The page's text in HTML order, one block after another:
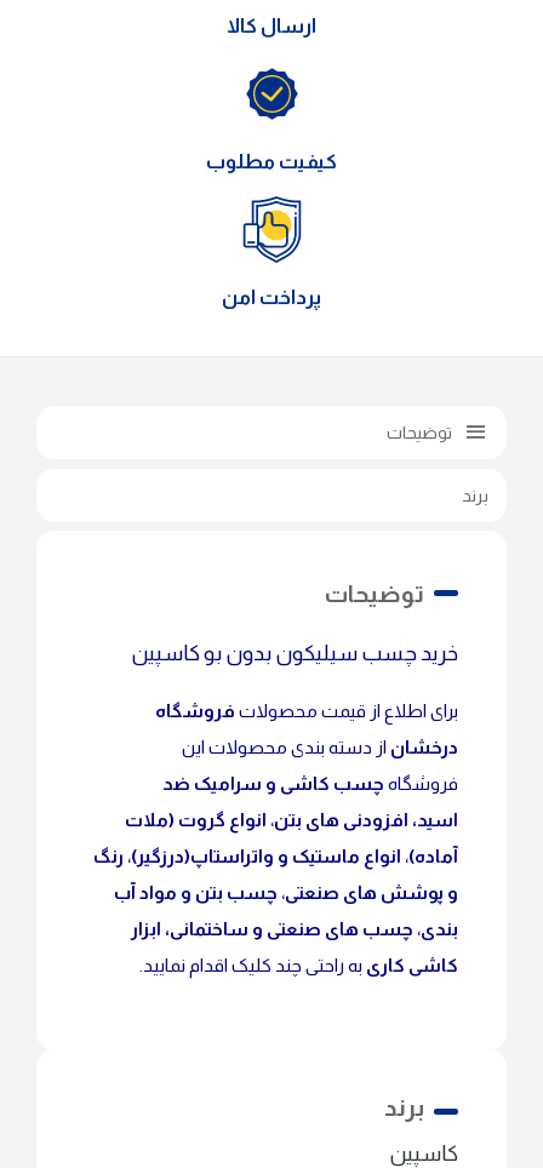
ارسال کالا
کیفیت مطلوب
پرداخت امن
توضیحات
برند
توضیحات
خرید چسب سیلیکون بدون بو کاسپین
برای اطلاع از قیمت محصولات فروشگاه
درخشان از دسته بندی محصولات این
فروشگاه چسب کاشی و سرامیک ضد
اسید، افزودنی های بتن، انواع گروت (ملات
آماده)، انواع ماستیک و واتراستاپ(درزگیر)، رنگ
و پوشش های صنعتی، چسب بتن و مواد آب
بندی، چسب های صنعتی و ساختمانی، ابزار
کاشی کاری به راحتی چند کلیک اقدام نمایید.
برند
کاسپین